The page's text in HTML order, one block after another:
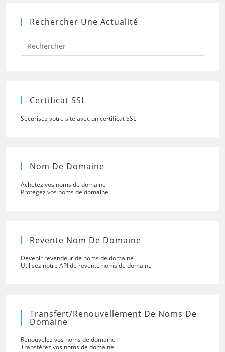
Rechercher Une Actualité
Press
to
Certificat SSL
Sécurisez votre site avec un certificat SSL
Nom De Domaine
Achetez vos noms de domaine
Protégez vos noms de domaine
Revente Nom De Domaine
Devenir revendeur de noms de domaine
Utilisez notre API de revente noms de domaine
Transfert/renouvellement De Noms De
Domaine
Renouvelez vos noms de domaine
Transférez vos noms de domaine